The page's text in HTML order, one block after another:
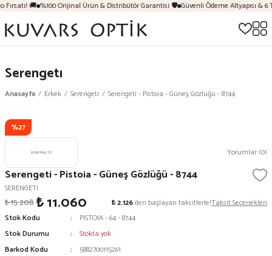
🚚 %100 Orijinal Ürün & Distribütör Garantisi 🛡️ Güvenli Ödeme Altyapısı & 6
Serengetı
Anasayfa Erkek Serengetı Serengeti - Pistoia - Güneş Gözlüğü - 8744
%27
Yorumlar (0)
Serengeti - Pistoia - Güneş Gözlüğü - 8744
SERENGETI
₺ 15.208₺ 11.060 ₺ 2.126den başlayan taksitlerle!Taksit Seçenekleri
Stok Kodu
PISTOIA - 64 - 8744
Stok Durumu
Stokta yok
Barkod Kodu
5882700115261